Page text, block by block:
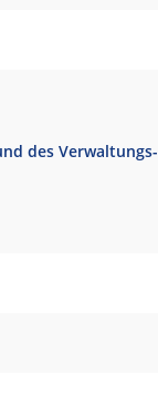
des